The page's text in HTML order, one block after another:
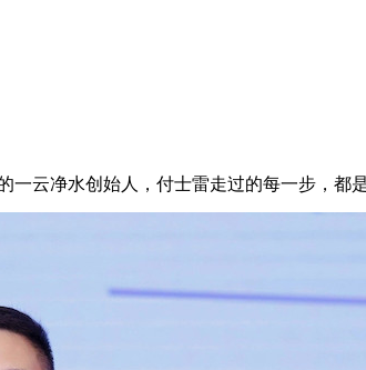
云净水创始人，付士雷走过的每一步，都